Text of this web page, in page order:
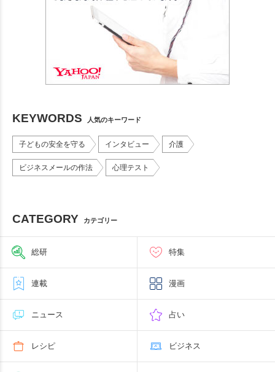
KEYWORDS 人気のキーワード
子どもの安全を守る インタビュー 介護
ビジネスメールの作法 心理テスト
CATEGORY カテゴリー
総研 特集
連載 漫画
ニュース 占い
レシピ ビジネス